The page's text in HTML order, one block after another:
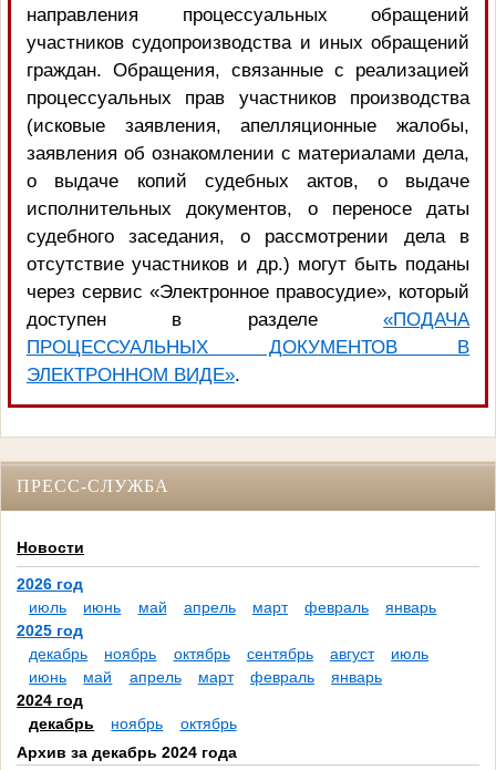
направления процессуальных обращений
участников судопроизводства и иных обращений
граждан. Обращения, связанные с реализацией
процессуальных прав участников производства
(исковые заявления, апелляционные жалобы,
заявления об ознакомлении с материалами дела,
о выдаче копий судебных актов, о выдаче
исполнительных документов, о переносе даты
судебного заседания, о рассмотрении дела в
отсутствие участников и др.) могут быть поданы
через сервис «Электронное правосудие», который
доступен в разделе«ПОДАЧА
ПРОЦЕССУАЛЬНЫХ ДОКУМЕНТОВ В
ЭЛЕКТРОННОМ ВИДЕ».
ПРЕСС-СЛУЖБА
Новости
2026 год
июль
июнь май апрель март февраль
январь
2025 год
декабрь
ноябрь октябрь сентябрь август
июль
июнь
май апрель март февраль
январь
2024 год
декабрь
ноябрь
октябрь
Архив за декабрь 2024 года